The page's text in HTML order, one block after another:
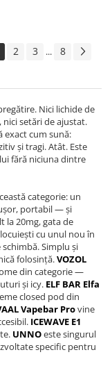
2 3 ... 8
Nici lichide de
setări de ajustat.
exact cum sună:
și tragi. Atât. Este
fără niciuna dintre
categorie: un
portabil — și
la 20mg, gata de
cu unul nou în
Simplu și
folosință.VOZOL
din categorie —
și icy. ELF BAR Elfa
closed pod din
Vapebar Provine
ICEWAVE E1
UNNOeste singurul
specific pentru